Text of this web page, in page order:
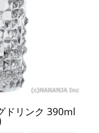
ドリンク 390ml